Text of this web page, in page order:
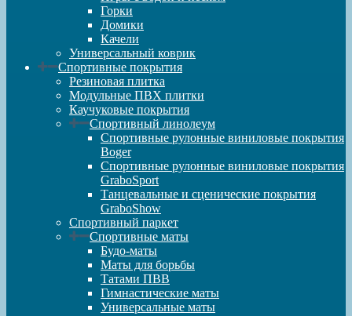
Горки
Домики
Качели
Универсальный коврик
Спортивные покрытия
Резиновая плитка
Модульные ПВХ плитки
Каучуковые покрытия
Спортивный линолеум
Спортивные рулонные виниловые покрытия
Boger
Спортивные рулонные виниловые покрытия
GraboSport
Танцевальные и сценические покрытия
GraboShow
Спортивный паркет
Спортивные маты
Будо-маты
Маты для борьбы
Татами ПВВ
Гимнастические маты
Универсальные маты